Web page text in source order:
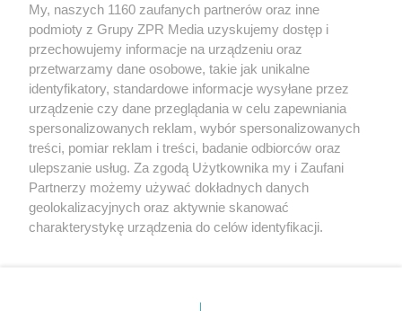
Żaden utwór zamieszczony w serwisie nie może być powielany i
rozpowszechniany lub dalej rozpowszechniany w jakikolwiek sposób (w
tym także elektroniczny lub mechaniczny) na jakimkolwiek polu
eksploatacji w jakiejkolwiek formie, włącznie z umieszczaniem w
Internecie bez pisemnej zgody właściciela praw. Jakiekolwiek użycie lub
wykorzystanie utworów w całości lub w części z naruszeniem prawa,
tzn. bez właściwej zgody, jest zabronione pod groźbą kary i może być
ścigane prawnie.
My, naszych 1160 zaufanych partnerów oraz inne
podmioty z Grupy ZPR Media uzyskujemy dostęp i
przechowujemy informacje na urządzeniu oraz
przetwarzamy dane osobowe, takie jak unikalne
identyfikatory, standardowe informacje wysyłane przez
urządzenie czy dane przeglądania w celu zapewniania
spersonalizowanych reklam, wybór spersonalizowanych
treści, pomiar reklam i treści, badanie odbiorców oraz
ulepszanie usług. Za zgodą Użytkownika my i Zaufani
Partnerzy możemy używać dokładnych danych
geolokalizacyjnych oraz aktywnie skanować
charakterystykę urządzenia do celów identyfikacji.
zmienić/wycofać klikając przycisk ustawień prywatności